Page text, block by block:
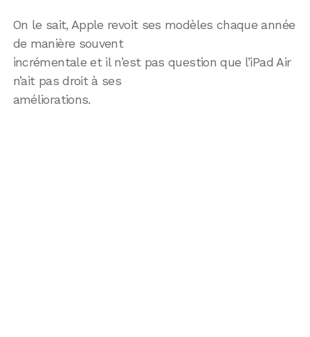
On le sait, Apple revoit ses modèles chaque année
de manière souvent
incrémentale et il n’est pas question que l’iPad Air
n’ait pas droit à ses
améliorations.